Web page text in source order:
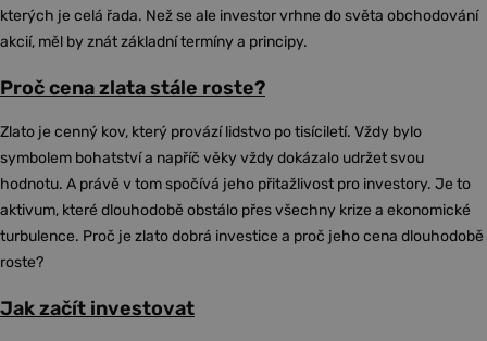
kterých je celá řada. Než se ale investor vrhne do světa obchodování
akcií, měl by znát základní termíny a principy.
Proč cena zlata stále roste?
Zlato je cenný kov, který provází lidstvo po tisíciletí. Vždy bylo
symbolem bohatství a napříč věky vždy dokázalo udržet svou
hodnotu. A právě v tom spočívá jeho přitažlivost pro investory. Je to
aktivum, které dlouhodobě obstálo přes všechny krize a ekonomické
turbulence. Proč je zlato dobrá investice a proč jeho cena dlouhodobě
roste?
Jak začít investovat